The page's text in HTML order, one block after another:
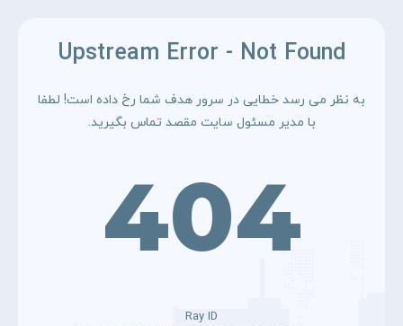
Upstream Error - Not Found
به نظر می رسد خطایی در سرور هدف شما رخ داده است! لطفا
با مدیر مسئول سایت مقصد تماس بگیرید.
404
Ray ID